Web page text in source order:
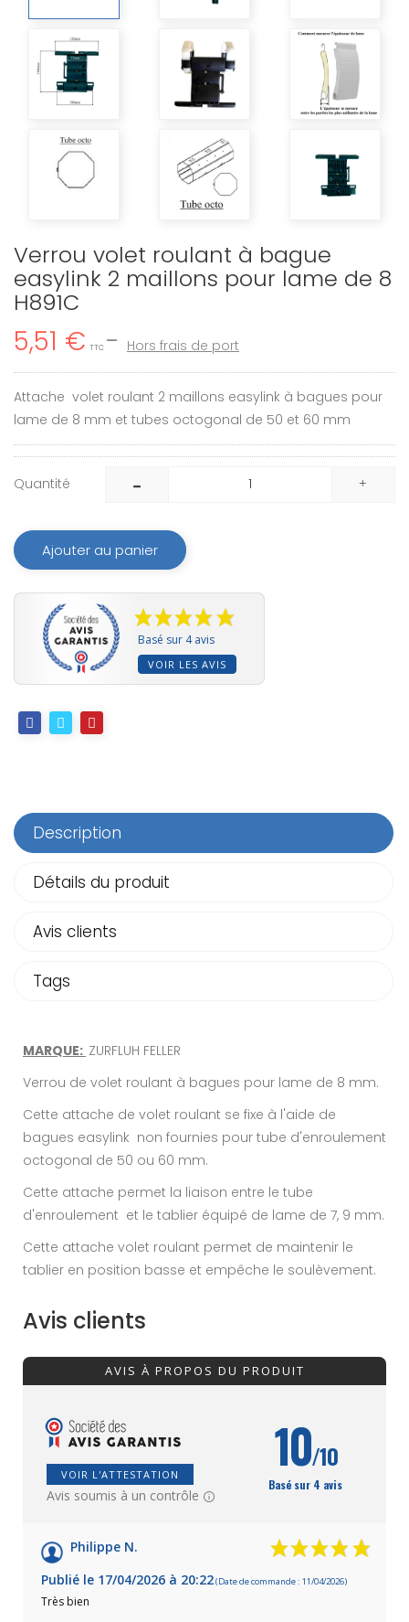
Verrou volet roulant à bague
easylink 2 maillons pour lame de 8
H891C
5,51 € TTC Hors frais de port
Attache volet roulant 2 maillons easylink à bagues pour
lame de 8 mm et tubes octogonal de 50 et 60 mm
Quantité
Ajouter au panier
Basé sur 4 avis
VOIR LES AVIS
Description
Détails du produit
Avis clients
Tags
MARQUE: ZURFLUH FELLER
Verrou de volet roulant à bagues pour lame de 8 mm.
Cette attache de volet roulant se fixe à l'aide de
bagues easylink non fournies pour tube d'enroulement
octogonal de 50 ou 60 mm.
Cette attache permet la liaison entre le tube
d'enroulement et le tablier équipé de lame de 7, 9 mm.
Cette attache volet roulant permet de maintenir le
tablier en position basse et empêche le soulèvement.
Avis clients
AVIS À PROPOS DU PRODUIT
VOIR L'ATTESTATION
Avis soumis à un contrôle
10/10
Basé sur 4 avis
Philippe N.
Publié le 17/04/2026 à 20:22(Date de commande : 11/04/2026)
Très bien